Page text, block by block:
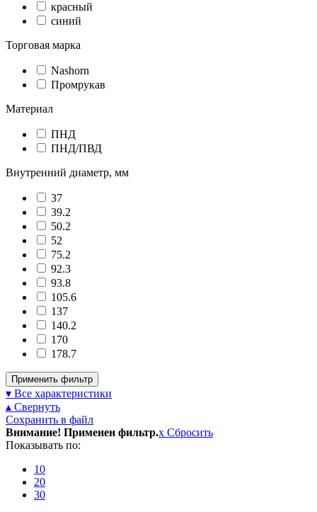
красный
синий
Торговая марка
Nashorn
Промрукав
Материал
ПНД
ПНД/ПВД
Внутренний диаметр, мм
37
39.2
50.2
52
75.2
92.3
93.8
105.6
137
140.2
170
178.7
Применить фильтр
▾ Все характеристики
▴ Свернуть
Сохранить в файл
Внимание! Применен фильтр.x Сбросить
Показывать по:
10
20
30